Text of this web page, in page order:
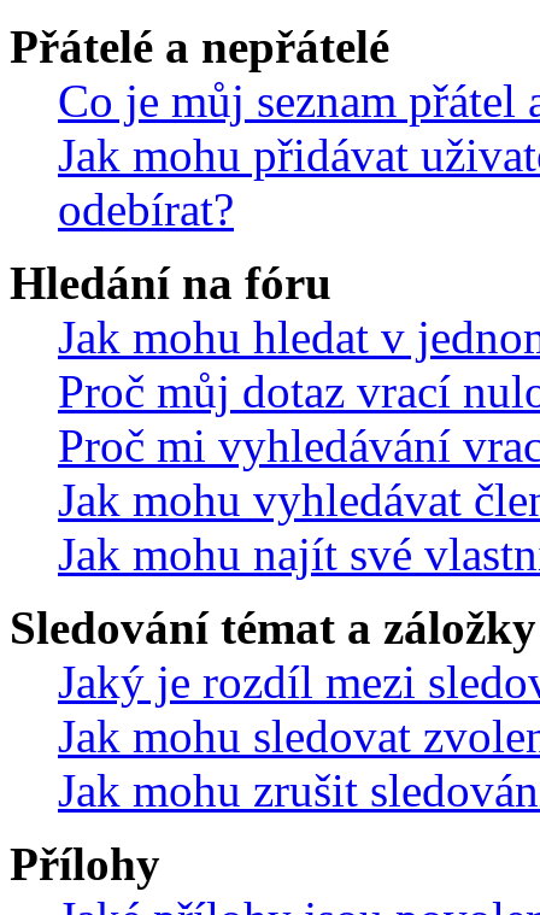
Přátelé a nepřátelé
Co je můj seznam přátel
Jak mohu přidávat
odebírat?
Hledání na fóru
Jak mohu hledat v
Proč můj dotaz vrací
Proč mi vyhledávání
Jak mohu vyhledávat
Jak mohu najít své
Sledování témat a záložky
Jaký je rozdíl mezi
Jak mohu sledovat
Jak mohu zrušit
Přílohy